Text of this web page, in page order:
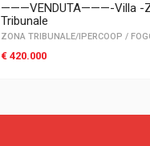
———VENDUTA———-Villa -
Tribunale
ZONA TRIBUNALE/IPERCOOP /
€ 420.000